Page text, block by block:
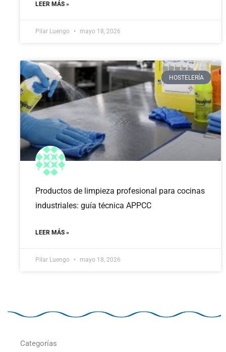
LEER MÁS »
Pilar Luengo mayo 18, 2026
HOSTELERÍA
Productos de limpieza profesional para cocinas
industriales: guía técnica APPCC
LEER MÁS »
Pilar Luengo mayo 18, 2026
Categorías